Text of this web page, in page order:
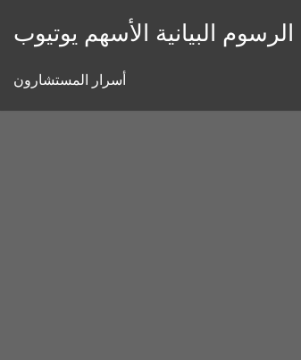
البيانية الأسهم يوتيوب
أسرار المستشارون